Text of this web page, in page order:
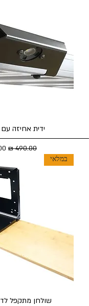
ידית אחיזה
מחיר רגיל
במלאי
שולחן מתקפל